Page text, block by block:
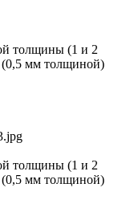
толщины (1 и 2
(0,5 мм толщиной)
толщины (1 и 2
(0,5 мм толщиной)